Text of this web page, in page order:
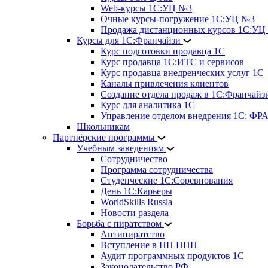
Web-курсы 1С:УЦ №3
Очные курсы-погружение 1С:УЦ №3
Продажа дистанционных курсов
Курсы для 1С:Франчайзи
Курс подготовки продавца 1С
Курс продавца 1С:ИТС и сервисов
Курс продавца внедренческих услуг 1С
Каналы привлечения клиентов
Создание отдела продаж в
Курс для аналитика 1С
Управление отделом внедрения 1С:
Школьникам
Партнёрские программы
Учебным заведениям
Сотрудничество
Программа сотрудничества
Студенческие 1С:Соревнования
День 1С:Карьеры
WorldSkills Russia
Новости раздела
Борьба с пиратством
Антипиратство
Вступление в НП ППП
Аудит программных продуктов 1С